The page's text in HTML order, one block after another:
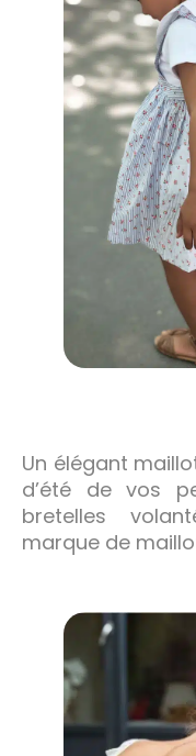
Un élégant
d’été de vos
bretelles
marque de